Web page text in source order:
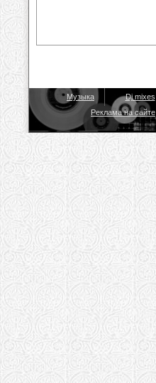
Музыка Dj mixes
Реклама на сайте